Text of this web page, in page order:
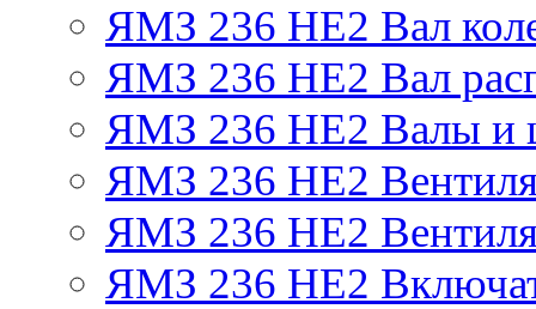
ЯМЗ 236 НЕ2 Вал
ЯМЗ 236 НЕ2 Вал
ЯМЗ 236 НЕ2 Валы и
ЯМЗ 236 НЕ2
ЯМЗ 236 НЕ2
ЯМЗ 236 НЕ2